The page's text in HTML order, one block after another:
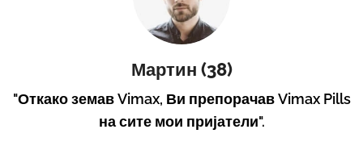
Мартин (38)
"Откако земав Vimax, Ви препорачав Vimax Pills
на сите мои пријатели".